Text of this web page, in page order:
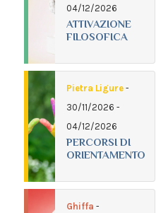
04/12/2026
ATTIVAZIONE
FILOSOFICA
Pietra Ligure -
30/11/2026 -
04/12/2026
PERCORSI DI
ORIENTAMENTO
Ghiffa -